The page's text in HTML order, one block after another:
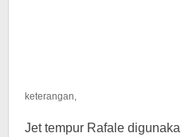
keterangan,
Jet tempur Rafale